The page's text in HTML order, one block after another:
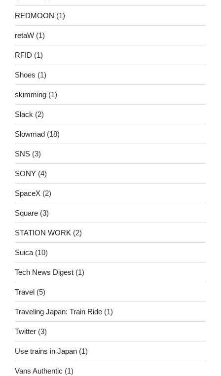
REDMOON (1)
retaW (1)
RFID (1)
Shoes (1)
skimming (1)
Slack (2)
Slowmad (18)
SNS (3)
SONY (4)
SpaceX (2)
Square (3)
STATION WORK (2)
Suica (10)
Tech News Digest (1)
Travel (5)
Traveling Japan: Train Ride (1)
Twitter (3)
Use trains in Japan (1)
Vans Authentic (1)